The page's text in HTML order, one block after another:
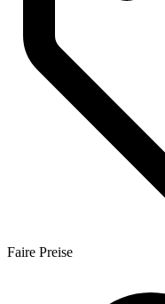
Faire Preise